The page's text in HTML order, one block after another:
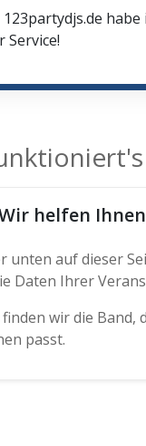
Service!
helfen Ihnen
unten auf dieser
Daten Ihrer
wir die Band,
passt.